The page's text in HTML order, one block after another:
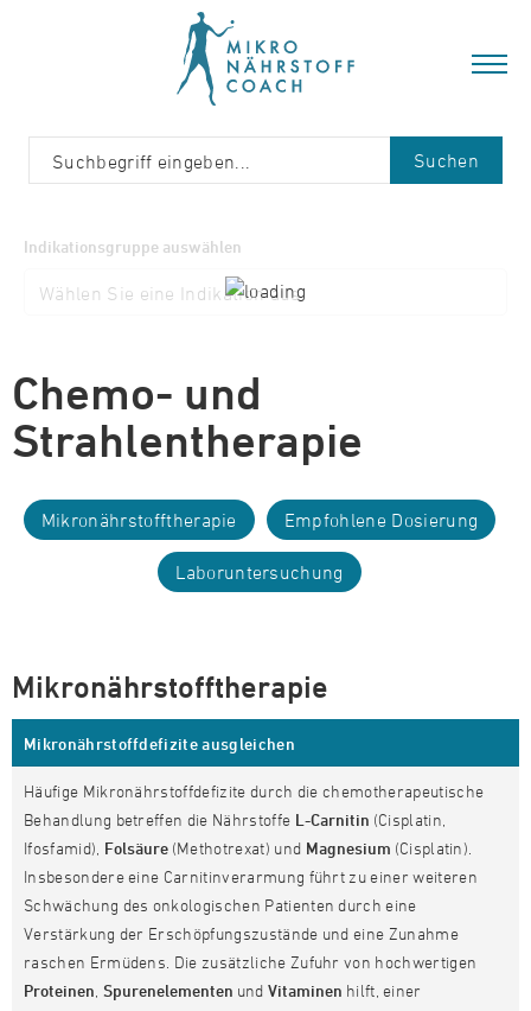
Suchen
Chemo- und
Strahlentherapie
Mikronährstofftherapie Empfohlene Dosierung
Laboruntersuchung
Mikronährstofftherapie
Mikronährstoffdefizite ausgleichen
Häufige Mikronährstoffdefizite durch die chemotherapeutische
Behandlung betreffen die Nährstoffe L-Carnitin (Cisplatin,
Ifosfamid), Folsäure (Methotrexat) und Magnesium (Cisplatin).
Insbesondere eine Carnitinverarmung führt zu einer weiteren
Schwächung des onkologischen Patienten durch eine
Verstärkung der Erschöpfungszustände und eine Zunahme
raschen Ermüdens. Die zusätzliche Zufuhr von hochwertigen
Proteinen Spurenelementen und Vitaminen hilft, einer
Indikationsgruppe auswählen